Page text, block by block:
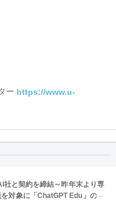
ー https://www.u-
社と契約を締結～昨年末より専
対象に「ChatGPT Edu」の提